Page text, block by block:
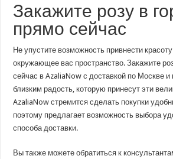
Закажите розу в
прямо сейчас
Не упустите возможность привнести
окружающее вас пространство. Закажите
сейчас в AzaliaNow с доставкой по Москве и
близким радость, которую принесут эти
AzaliaNow стремится сделать покупки
поэтому предлагает возможность выбора
способа доставки.
Вы также можете обратиться к